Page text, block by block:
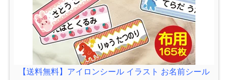
【送料無料】アイロンシール イラスト お名前シール